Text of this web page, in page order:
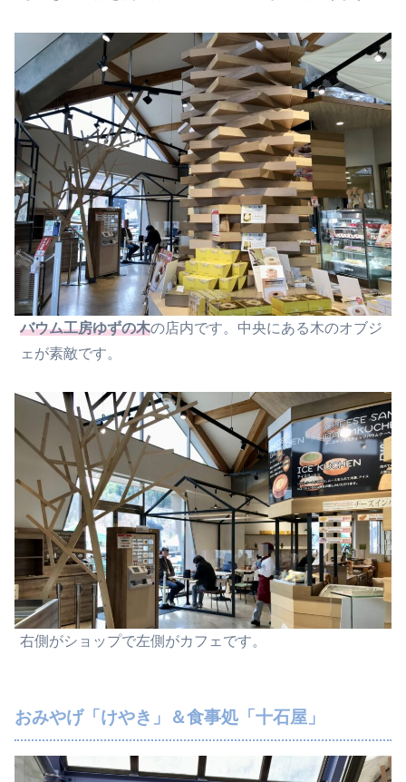
バウム工房ゆずの木の店内です。中央にある木のオブジ
ェが素敵です。
右側がショップで左側がカフェです。
おみやげ「けやき」＆食事処「十石屋」